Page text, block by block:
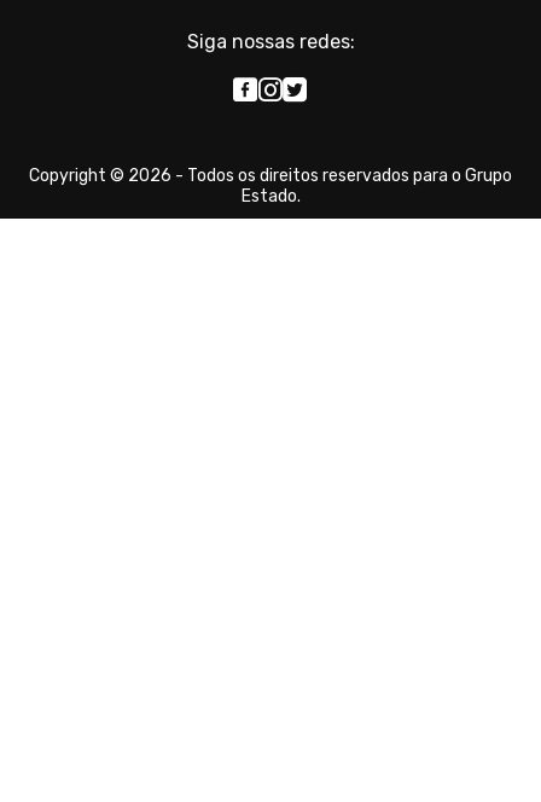
Siga nossas redes:
Copyright © 2026 - Todos os direitos reservados para o Grupo
Estado.